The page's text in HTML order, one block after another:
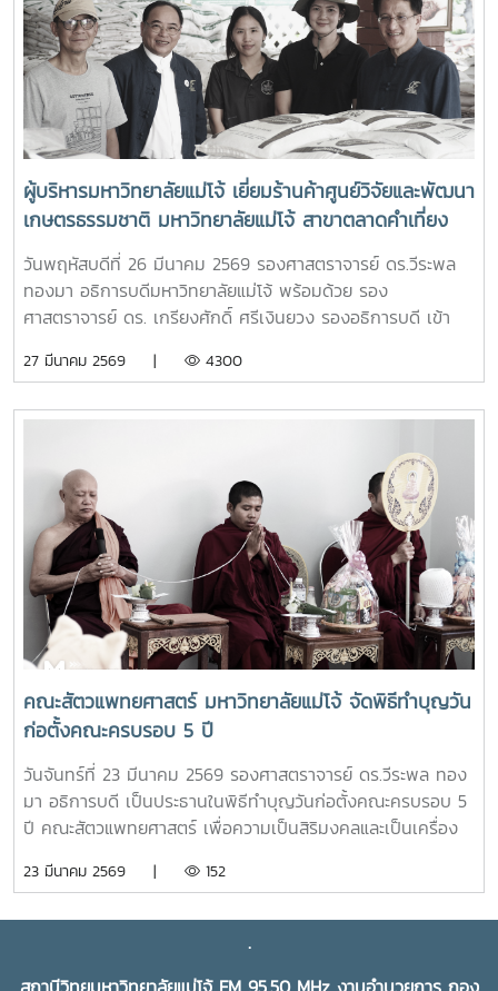
ผู้บริหารมหาวิทยาลัยแม่โจ้ เยี่ยมร้านค้าศูนย์วิจัยและพัฒนา
เกษตรธรรมชาติ มหาวิทยาลัยแม่โจ้ สาขาตลาดคำเที่ยง
เพื่อเป็นแหล่งรวมสินค้าออร์แกนิก และ ผลิตภัณฑ์สินค้า
เกษตรอินทรีย์
วันพฤหัสบดีที่ 26 มีนาคม 2569 รองศาสตราจารย์ ดร.วีระพล
ทองมา อธิการบดีมหาวิทยาลัยแม่โจ้ พร้อมด้วย รอง
ศาสตราจารย์ ดร. เกรียงศักดิ์ ศรีเงินยวง รองอธิการบดี เข้า
พัฒนาเกษตรธรรมชาติ มหาวิทยาลัยแม่โจ้ สาขาตลาดคำเที่ยง
และ ผลิตภัณฑ์สินค้าเกษตรอินทรีย์ ที่ผลิตโดยศูนย์วิจัยและ
พัฒนาเกษตรธรรมชาติ มหาวิทยาลัยแม่โจ้ และเป็นการอำนวย
ความสะดวกให้กับผู้ที่ต้องการซื้อสินค้าเกษตรอินทรีย์ของ
ศูนย์วิจัยและพัฒนาเกษตรธรรมชาติ มหาวิทยาลัยแม่โจ้ ให้
สามารถหาซื้อสินค้าได้งานขึ้นเปิดให้บริการทุกวัน ตั้งแต่เวลา
08.00 - 17.00 น.สอบถามรายละเอียดเพิ่มเติม โทร. 084-
4888305แผนที่ :
https://maps.app.goo.gl/JDtHViw1tcQPDB9S9
27 มีนาคม 2569 | 4300
คณะสัตวแพทยศาสตร์ มหาวิทยาลัยแม่โจ้ จัดพิธีทำบุญวัน
ก่อตั้งคณะครบรอบ 5 ปี
วันจันทร์ที่ 23 มีนาคม 2569 รองศาสตราจารย์ ดร.วีระพล ทอง
มา อธิการบดี เป็นประธานในพิธีทำบุญวันก่อตั้งคณะครบรอบ 5
ปี คณะสัตวแพทยศาสตร์ เพื่อความเป็นสิริมงคลและเป็นเครื่อง
โอกาสนี้ได้รับเกียรติจาก ผู้บริหารมหาวิทยาลัย ผู้บริหารคณะสัตว
23 มีนาคม 2569 | 152
.